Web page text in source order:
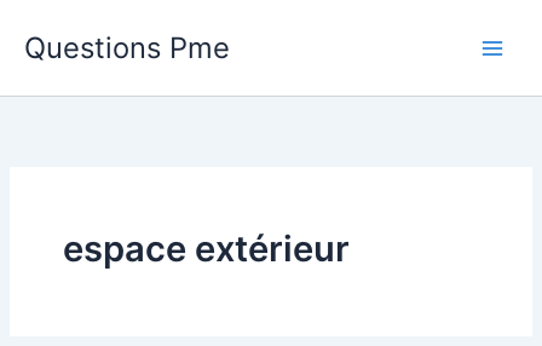
Questions Pme
espace extérieur